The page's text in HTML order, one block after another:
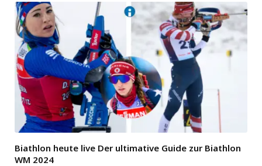
Biathlon heute live Der ultimative Guide zur Biathlon
WM 2024